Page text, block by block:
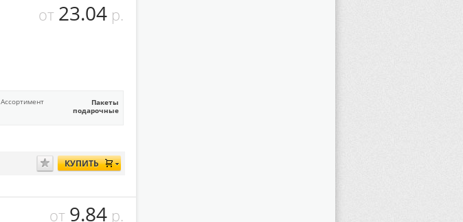
от 23.04 р.
Ассортимент
Пакеты
подарочные
КУПИТЬ
от 9.84 р.